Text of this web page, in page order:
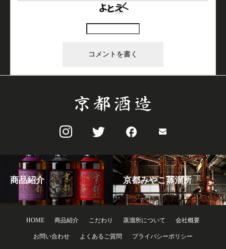
商品紹介 京都みやこ蒸溜所
HOME 商品紹介 こだわり 蒸溜所について 会社概要
お問い合わせ よくあるご質問 プライバシーポリシー